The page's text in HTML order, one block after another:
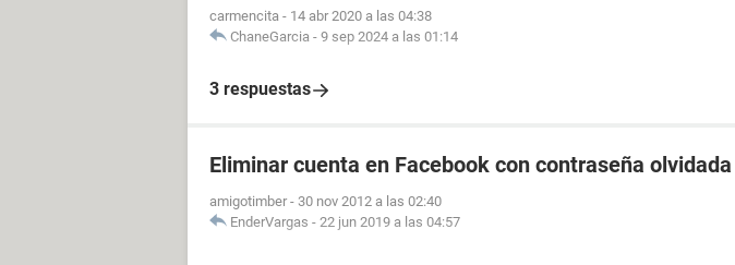
carmencita - 14 abr 2020 a las 04:38
ChaneGarcia - 9 sep 2024 a las 01:14
3 respuestas
Eliminar cuenta en Facebook con contraseña olvidada
amigotimber - 30 nov 2012 a las 02:40
EnderVargas - 22 jun 2019 a las 04:57